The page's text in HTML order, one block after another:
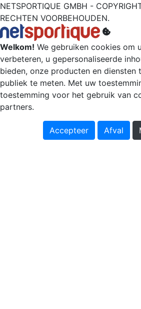
NETSPORTIQUE GMBH -
RECHTEN VOORBEHOUDEN.
Welkom! We gebruiken cookies om
verbeteren, u gepersonaliseerde
bieden, onze producten en diensten
publiek te meten. Met uw
toestemming voor het gebruik van
partners.
Accepteer Afval